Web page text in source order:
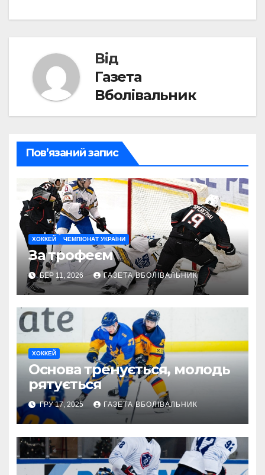
Від
Газета
Вболівальник
Пов’язаний запис
ХОККЕЙ ЧЕМПІОНАТ УКРАЇНИ
За трофеєм
БЕР 11, 2026 ГАЗЕТА ВБОЛІВАЛЬНИК
ХОККЕЙ
Основа тренується, молодь
рятується
ГРУ 17, 2025 ГАЗЕТА ВБОЛІВАЛЬНИК